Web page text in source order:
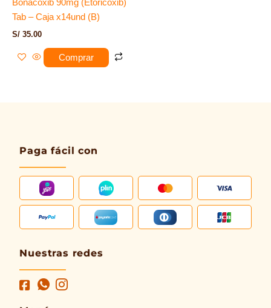
Bonacoxib 90mg (Etoricoxib)
Tab – Caja x14und (B)
S/ 35.00
Comprar
Paga fácil con
Nuestras redes